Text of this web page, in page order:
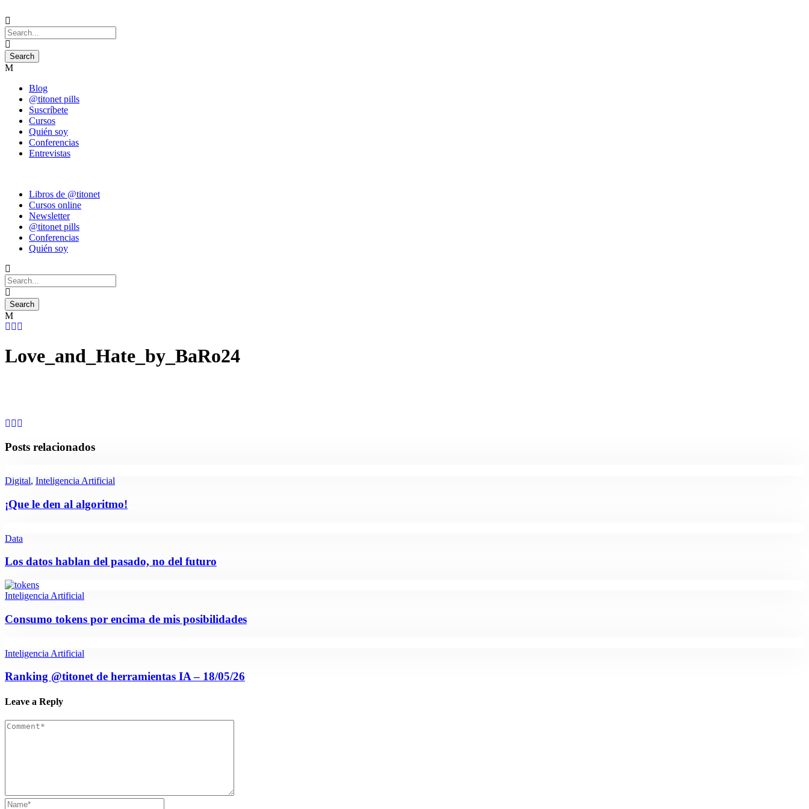
Blog
@titonet pills
Suscríbete
Cursos
Quién soy
Conferencias
Entrevistas
Libros de @titonet
Cursos online
Newsletter
@titonet pills
Conferencias
Quién soy
Love_and_Hate_by_BaRo24
Posts relacionados
Digital, Inteligencia Artificial
¡Que le den al algoritmo!
Data
Los datos hablan del pasado, no del futuro
Inteligencia Artificial
Consumo tokens por encima de mis posibilidades
Inteligencia Artificial
Ranking @titonet de herramientas IA – 18/05/26
Leave a Reply